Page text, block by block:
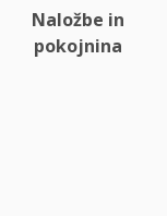
Naložbe in
pokojnina